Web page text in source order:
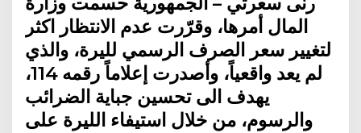
المال أمرها، وقرّرت عدم الانتظار اكثر
لتغيير سعر الصرف الرسمي لليرة، والذي
لم يعد واقعياً، وأصدرت إعلاماً رقمه 114،
يهدف الى تحسين جباية الضرائب
والرسوم، من خلال استيفاء الليرة على